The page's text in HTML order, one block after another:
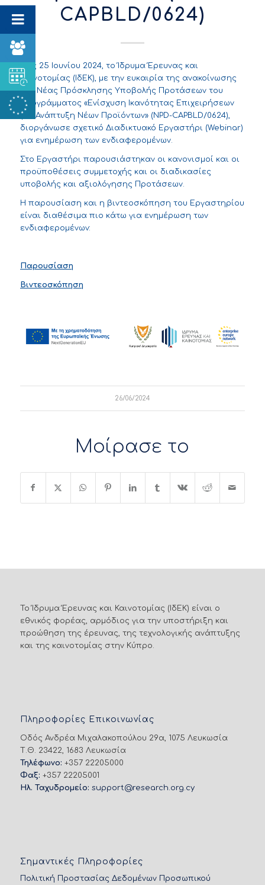
CAPBLD/0624)
Στις 25 Ιουνίου 2024, το Ίδρυμα Έρευνας και
Καινοτομίας (ΙδΕΚ), με την ευκαιρία της ανακοίνωσης
της Νέας Πρόσκλησης Υποβολής Προτάσεων του
Προγράμματος «Ενίσχυση Ικανότητας Επιχειρήσεων
για Ανάπτυξη Νέων Προϊόντων» (NPD-CAPBLD/0624),
διοργάνωσε σχετικό Διαδικτυακό Εργαστήρι (Webinar)
για ενημέρωση των ενδιαφερομένων.
Στο Εργαστήρι παρουσιάστηκαν οι κανονισμοί και οι
προϋποθέσεις συμμετοχής και οι διαδικασίες
υποβολής και αξιολόγησης Προτάσεων.
Η παρουσίαση και η βιντεοσκόπηση του Εργαστηρίου
είναι διαθέσιμα πιο κάτω για ενημέρωση των
ενδιαφερομένων:
Παρουσίαση
Βιντεοσκόπηση
26/06/2024
Μοίρασε το
Το Ίδρυμα Έρευνας και Καινοτομίας (ΙδΕΚ) είναι ο
εθνικός φορέας, αρμόδιος για την υποστήριξη και
προώθηση της έρευνας, της τεχνολογικής ανάπτυξης
και της καινοτομίας στην Κύπρο.
Πληροφορίες Επικοινωνίας
Οδός Ανδρέα Μιχαλακοπούλου 29α, 1075 Λευκωσία
Τ.Θ. 23422, 1683 Λευκωσία
Τηλέφωνο: +357 22205000
Φαξ: +357 22205001
Ηλ. Ταχυδρομείο: support@research.org.cy
Σημαντικές Πληροφορίες
Πολιτική Προστασίας Δεδομένων Προσωπικού